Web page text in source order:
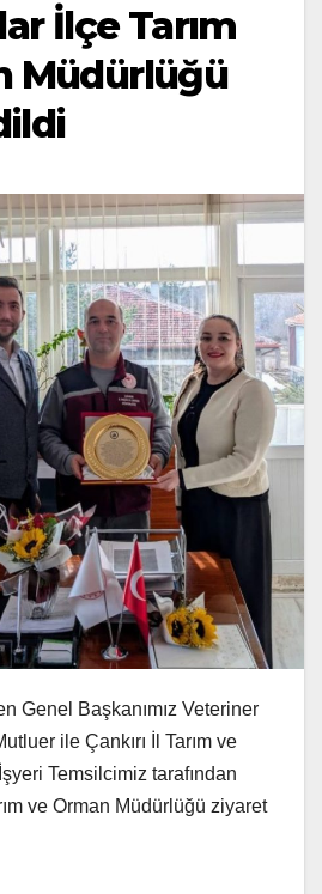
İlçe Tarım
Müdürlüğü
Genel Başkanımız Veteriner
ile Çankırı İl Tarım ve
Temsilcimiz tarafından
ve Orman Müdürlüğü ziyaret